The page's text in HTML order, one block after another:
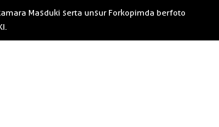
Masduki serta unsur Forkopimda berfoto